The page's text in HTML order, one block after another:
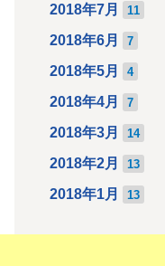
2018年7月 11
2018年6月 7
2018年5月 4
2018年4月 7
2018年3月 14
2018年2月 13
2018年1月 13